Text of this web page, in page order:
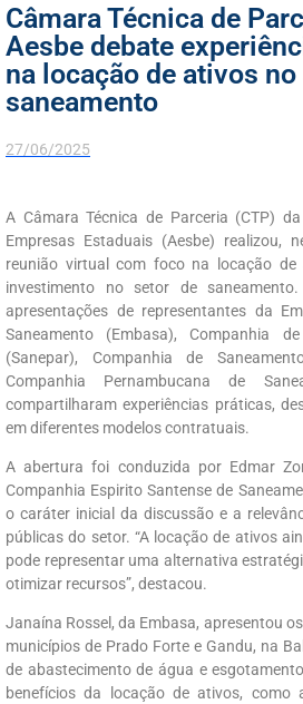
Câmara Técnica de
Aesbe debate
na locação de ativos
saneamento
27/06/2025
A Câmara Técnica de Parceria (CTP)
Empresas Estaduais (Aesbe) realizou,
reunião virtual com foco na locação
investimento no setor de
apresentações de representantes da
Saneamento (Embasa), Companhia
(Sanepar), Companhia de
Companhia Pernambucana de
compartilharam experiências práticas,
em diferentes modelos contratuais.
A abertura foi conduzida por Edmar
Companhia Espirito Santense de
o caráter inicial da discussão e a
públicas do setor. “A locação de ativos
pode representar uma alternativa
otimizar recursos”, destacou.
Janaína Rossel, da Embasa, apresentou
municípios de Prado Forte e Gandu, na
de abastecimento de água e
benefícios da locação de ativos, como